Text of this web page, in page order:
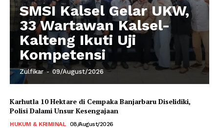
SMSI Kalsel Gelar UKW,
33 Wartawan Kalsel-
Kalteng Ikuti Uji
Kompetensi
Zulfikar - 09/August/2026
Karhutla 10 Hektare di Cempaka Banjarbaru Diselidiki,
Polisi Dalami Unsur Kesengajaan
HUKUM & KRIMINAL 08/August/2026